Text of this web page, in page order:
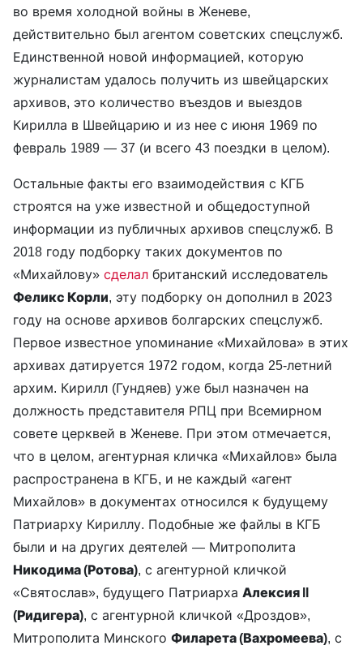
во время холодной войны в Женеве,
действительно был агентом советских спецслужб.
Единственной новой информацией, которую
журналистам удалось получить из швейцарских
архивов, это количество въездов и выездов
Кирилла в Швейцарию и из нее с июня 1969 по
февраль 1989 — 37 (и всего 43 поездки в целом).
Остальные факты его взаимодействия с КГБ
строятся на уже известной и общедоступной
информации из публичных архивов спецслужб. В
2018 году подборку таких документов по
«Михайлову» сделал британский исследователь
Феликс Корли, эту подборку он дополнил в 2023
году на основе архивов болгарских спецслужб.
Первое известное упоминание «Михайлова» в этих
архивах датируется 1972 годом, когда 25-летний
архим. Кирилл (Гундяев) уже был назначен на
должность представителя РПЦ при Всемирном
совете церквей в Женеве. При этом отмечается,
что в целом, агентурная кличка «Михайлов» была
распространена в КГБ, и не каждый «агент
Михайлов» в документах относился к будущему
Патриарху Кириллу. Подобные же файлы в КГБ
были и на других деятелей — Митрополита
Никодима (Ротова), с агентурной кличкой
«Святослав», будущего Патриарха Алексия II
(Ридигера), с агентурной кличкой «Дроздов»,
Митрополита Минского Филарета (Вахромеева), с